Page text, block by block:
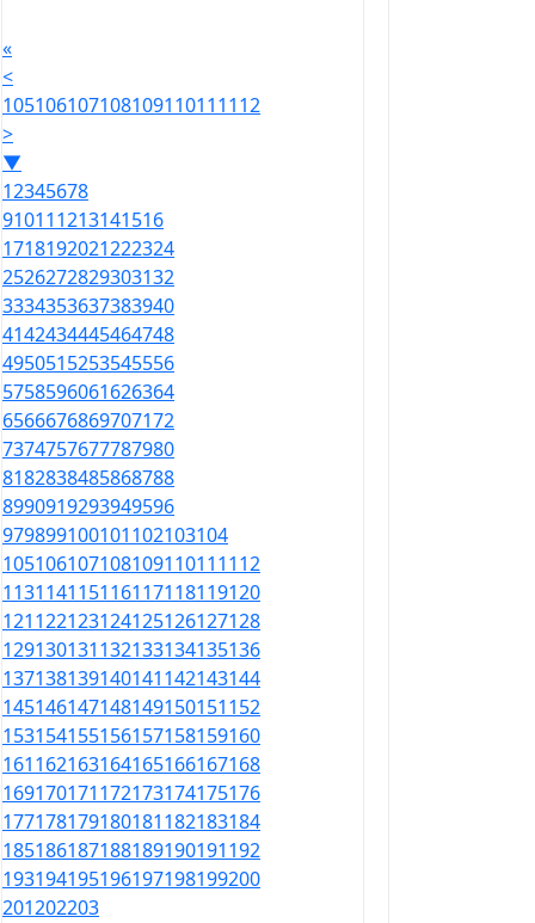
«
<
105106107108109110111112
>
▼
12345678
910111213141516
1718192021222324
2526272829303132
3334353637383940
4142434445464748
4950515253545556
5758596061626364
6566676869707172
7374757677787980
8182838485868788
8990919293949596
979899100101102103104
105106107108109110111112
113114115116117118119120
121122123124125126127128
129130131132133134135136
137138139140141142143144
145146147148149150151152
153154155156157158159160
161162163164165166167168
169170171172173174175176
177178179180181182183184
185186187188189190191192
193194195196197198199200
201202203